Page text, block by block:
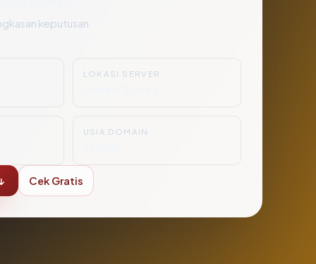
keputusan
LOKASI SERVER
USIA DOMAIN
Cek Gratis